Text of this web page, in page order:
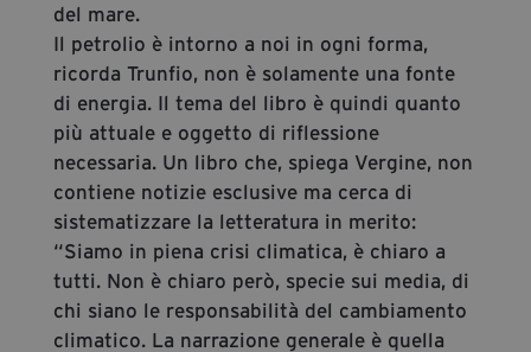
del mare.
Il petrolio è intorno a noi in ogni forma,
ricorda Trunfio, non è solamente una fonte
di energia. Il tema del libro è quindi quanto
più attuale e oggetto di riflessione
necessaria. Un libro che, spiega Vergine, non
contiene notizie esclusive ma cerca di
sistematizzare la letteratura in merito:
“Siamo in piena crisi climatica, è chiaro a
tutti. Non è chiaro però, specie sui media, di
chi siano le responsabilità del cambiamento
climatico. La narrazione generale è quella